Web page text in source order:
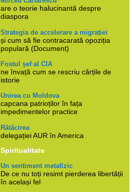
are o teorie halucinantă despre
diaspora
Strategia de accelerare a migrației
și cum să fie contracarată opoziția
populară (Document)
Fostul șef al CIA
ne învață cum se rescriu cărțile de
istorie
Unirea cu Moldova
capcana patrioților în fața
impedimentelor practice
Rătăcirea
delegației AUR în America
Spiritualitate
Un sentiment metafizic
De ce nu toți resimt pierderea libertății
în același fel